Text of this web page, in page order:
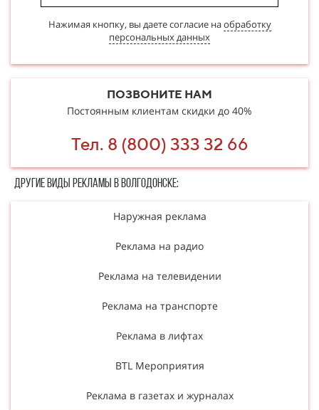
Нажимая кнопку, вы даете согласие наобработку
персональных данных
ПОЗВОНИТЕ НАМ
Постоянным клиентам скидки до 40%
Тел. 8 (800) 333 32 66
Другие в​​​​иды рекламы в Волгодонске:
Наружная реклама
Реклама на радио
Реклама на телевидении
Реклама на транспорте
Реклама в лифтах
BTL Мероприятия
Реклама в газетах и журналах